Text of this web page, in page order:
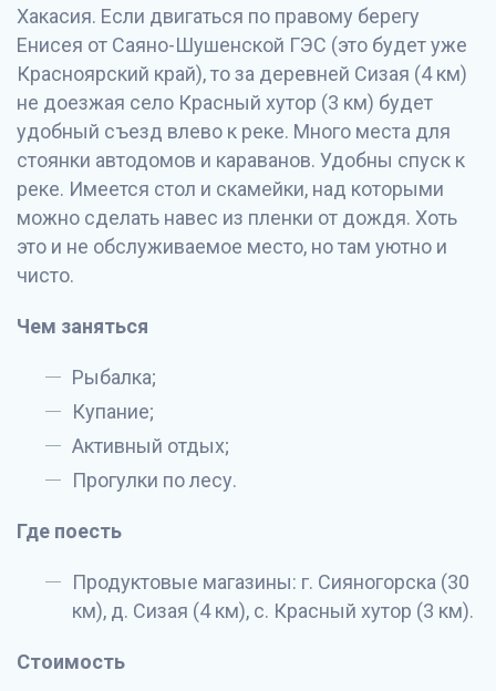
Хакасия. Если двигаться по правому берегу
Енисея от Саяно-Шушенской ГЭС (это будет уже
Красноярский край), то за деревней Сизая (4 км)
не доезжая село Красный хутор (3 км) будет
удобный съезд влево к реке. Много места для
стоянки автодомов и караванов. Удобны спуск к
реке. Имеется стол и скамейки, над которыми
можно сделать навес из пленки от дождя. Хоть
это и не обслуживаемое место, но там уютно и
чисто.
Чем заняться
Рыбалка;
Купание;
Активный отдых;
Прогулки по лесу.
Где поесть
Продуктовые магазины: г. Сияногорска (30
км), д. Сизая (4 км), с. Красный хутор (3 км).
Стоимость